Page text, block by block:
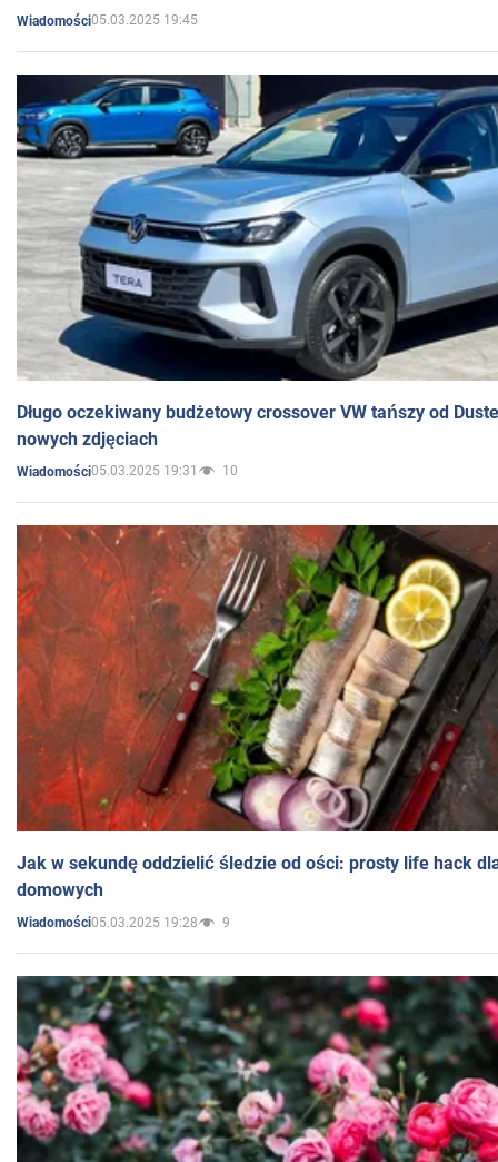
Wiadomości05.03.2025 19:45
Długo oczekiwany budżetowy crossover VW tańszy od
nowych zdjęciach
Wiadomości05.03.2025 19:31 10
Jak w sekundę oddzielić śledzie od ości: prosty life hack
domowych
Wiadomości05.03.2025 19:28 9